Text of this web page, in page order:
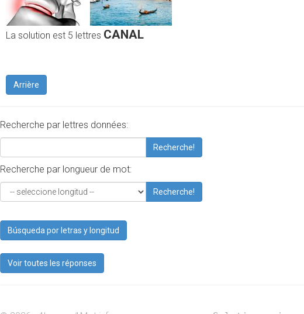
La solution est 5 lettres CANAL
Arrière
Recherche par lettres données:
Recherche!
Recherche par longueur de mot:
Recherche!
Búsqueda por letras y longitud
Voir toutes les réponses